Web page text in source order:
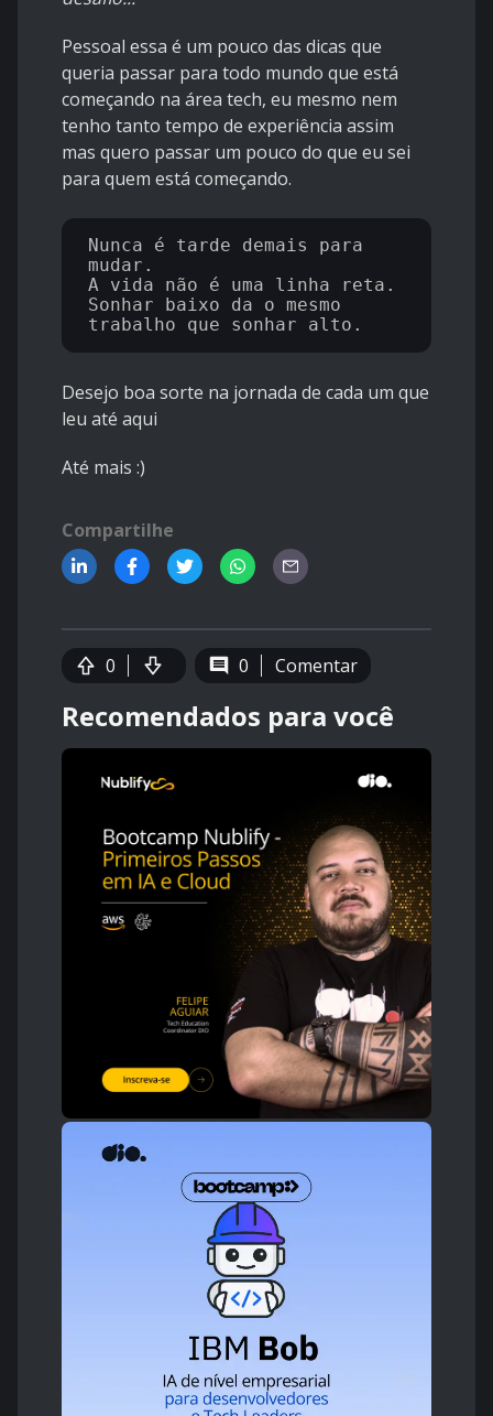
Pessoal essa é um pouco das dicas que
queria passar para todo mundo que está
começando na área tech, eu mesmo nem
tenho tanto tempo de experiência assim
mas quero passar um pouco do que eu sei
para quem está começando.
Nunca é tarde demais para
mudar.
A vida não é uma linha reta.
Sonhar baixo da o mesmo
Desejo boa sorte na jornada de cada um que
leu até aqui
Até mais :)
Compartilhe
0 0 Comentar
Recomendados para você